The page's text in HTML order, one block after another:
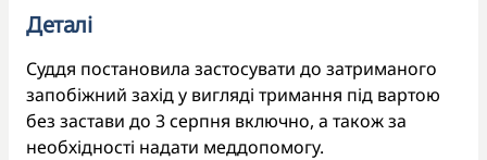
Деталі
Суддя постановила застосувати до затриманого
запобіжний захід у вигляді тримання під вартою
без застави до 3 серпня включно, а також за
необхідності надати меддопомогу.